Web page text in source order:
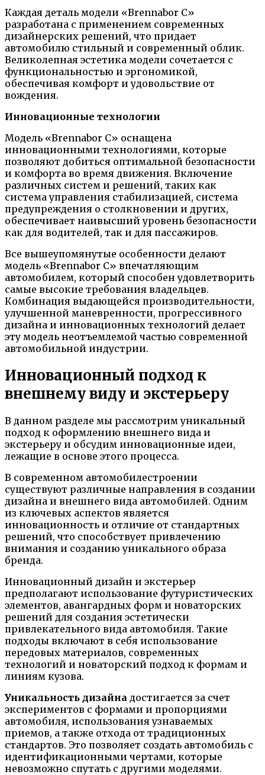
Каждая деталь модели «Brennabor C»
разработана с применением современных
дизайнерских решений, что придает
автомобилю стильный и современный облик.
Великолепная эстетика модели сочетается с
функциональностью и эргономикой,
обеспечивая комфорт и удовольствие от
вождения.
Инновационные технологии
Модель «Brennabor C» оснащена
инновационными технологиями, которые
позволяют добиться оптимальной безопасности
и комфорта во время движения. Включение
различных систем и решений, таких как
система управления стабилизацией, система
предупреждения о столкновении и других,
обеспечивает наивысший уровень безопасности
как для водителей, так и для пассажиров.
Все вышеупомянутые особенности делают
модель «Brennabor C» впечатляющим
автомобилем, который способен удовлетворить
самые высокие требования владельцев.
Комбинация выдающейся производительности,
улучшенной маневренности, прогрессивного
дизайна и инновационных технологий делает
эту модель неотъемлемой частью современной
автомобильной индустрии.
Инновационный подход к
внешнему виду и экстерьеру
В данном разделе мы рассмотрим уникальный
подход к оформлению внешнего вида и
экстерьеру и обсудим инновационные идеи,
лежащие в основе этого процесса.
В современном автомобилестроении
существуют различные направления в создании
дизайна и внешнего вида автомобилей. Одним
из ключевых аспектов является
инновационность и отличие от стандартных
решений, что способствует привлечению
внимания и созданию уникального образа
бренда.
Инновационный дизайн и экстерьер
предполагают использование футуристических
элементов, авангардных форм и новаторских
решений для создания эстетически
привлекательного вида автомобиля. Такие
подходы включают в себя использование
передовых материалов, современных
технологий и новаторский подход к формам и
линиям кузова.
Уникальность дизайна достигается за счет
экспериментов с формами и пропорциями
автомобиля, использования узнаваемых
приемов, а также отхода от традиционных
стандартов. Это позволяет создать автомобиль с
идентификационными чертами, которые
невозможно спутать с другими моделями.